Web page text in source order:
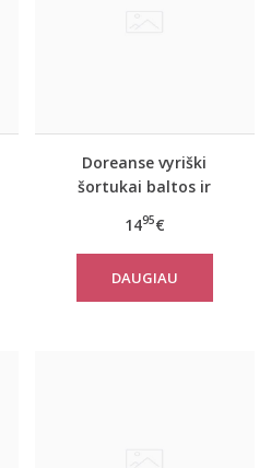
Doreanse vyriški
šortukai baltos ir
1495€
DAUGIAU